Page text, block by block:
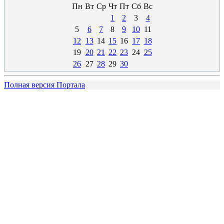
Пн Вт Ср Чт Пт Сб Вс
1
2 3
4
5
6 7 8 9 10 11
12
13 14 15 16 17 18
19 20 21 22 23 24 25
26 27 28 29 30
Полная версия Портала